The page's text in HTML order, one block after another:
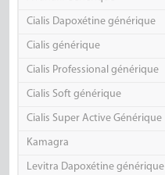
Cialis Dapoxétine générique
Cialis générique
Cialis Professional générique
Cialis Soft générique
Cialis Super Active Générique
Kamagra
Levitra Dapoxétine générique